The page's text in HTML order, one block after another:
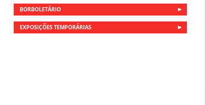
BORBOLETÁRIO
EXPOSIÇÕES TEMPORÁRIAS